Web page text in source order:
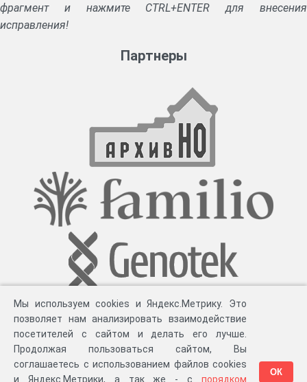
фрагмент и нажмите CTRL+ENTER для внесения
исправления!
Партнеры
Мы используем cookies и Яндекс.Метрику. Это
позволяет нам анализировать взаимодействие
посетителей с сайтом и делать его лучше.
Продолжая пользоваться сайтом, Вы
соглашаетесь с использованием файлов cookies
и Яндекс.Метрики, а так же - с порядком
ОК